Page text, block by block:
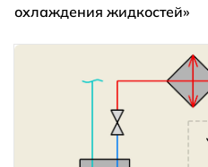
охлаждения жидкостей»